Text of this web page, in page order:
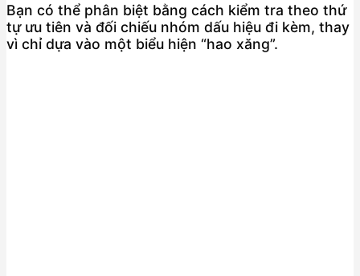
Bạn có thể phân biệt bằng cách kiểm tra theo thứ
tự ưu tiên và đối chiếu nhóm dấu hiệu đi kèm, thay
vì chỉ dựa vào một biểu hiện “hao xăng”.